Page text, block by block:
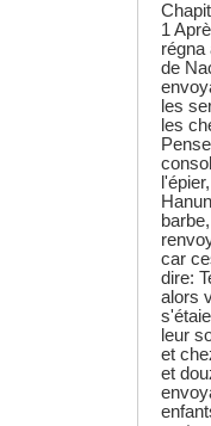
1
régna
de
les
les
car
dire:
alors
leur
et
et